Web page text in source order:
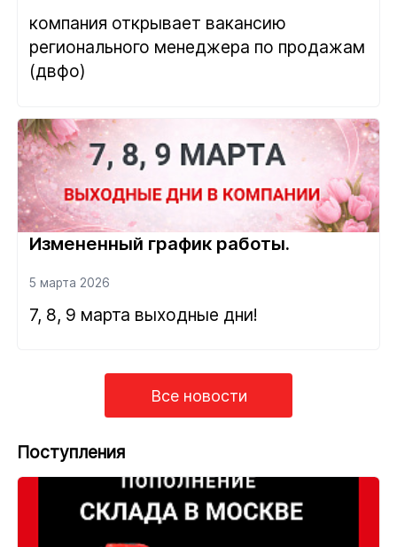
компания открывает вакансию
регионального менеджера по продажам
(двфо)
Измененный график работы.
5 марта 2026
7, 8, 9 марта выходные дни!
Все новости
Поступления